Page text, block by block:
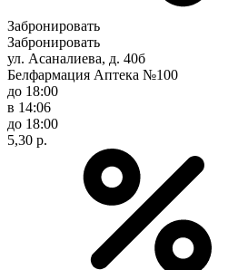
Забронировать
Забронировать
ул. Асаналиева, д. 40б
Белфармация Аптека №100
до 18:00
в 14:06
до 18:00
5,30 р.